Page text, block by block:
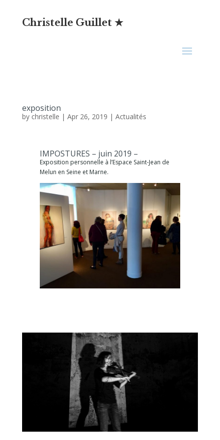
Christelle Guillet ★
exposition
by christelle | Apr 26, 2019 | Actualités
IMPOSTURES – juin 2019 –
Exposition personnelle à l’Espace Saint-Jean de
Melun en Seine et Marne.